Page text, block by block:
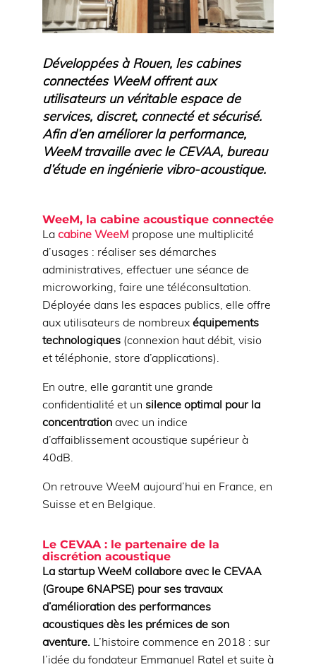
Développées à Rouen, les cabines
connectées WeeM offrent aux
utilisateurs un véritable espace de
services, discret, connecté et sécurisé.
Afin d’en améliorer la performance,
WeeM travaille avec le CEVAA, bureau
d’étude en ingénierie vibro-acoustique.
WeeM, la cabine acoustique connectée
La cabine WeeM propose une multiplicité
d’usages : réaliser ses démarches
administratives, effectuer une séance de
microworking, faire une téléconsultation.
Déployée dans les espaces publics, elle offre
aux utilisateurs de nombreux équipements
technologiques (connexion haut débit, visio
et téléphonie, store d’applications).
En outre, elle garantit une grande
confidentialité et un silence optimal pour la
concentrationavec un indice
d’affaiblissement acoustique supérieur à
40dB.
On retrouve WeeM aujourd’hui en France, en
Suisse et en Belgique.
Le CEVAA : le partenaire de la
discrétion acoustique
La startup WeeM collabore avec le CEVAA
(Groupe 6NAPSE) pour ses travaux
d’amélioration des performances
acoustiques dès les prémices de son
aventure. L’histoire commence en 2018 : sur
l’idée du fondateur Emmanuel Ratel et suite à